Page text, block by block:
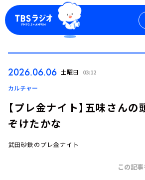
2026.06.06 土曜日 03:12
カルチャー
【プレ金ナイト】五味さん
ぞけたかな
武田砂鉄のプレ金ナイト
この記